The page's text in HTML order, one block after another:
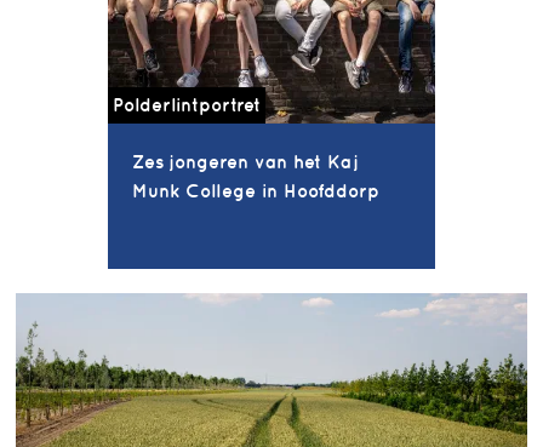
Polderlintportret
Zes jongeren van het Kaj
Munk College in Hoofddorp